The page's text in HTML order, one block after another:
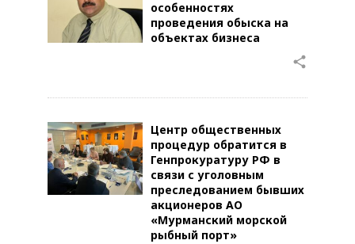
особенностях
проведения обыска на
объектах бизнеса
share
Центр общественных
процедур обратится в
Генпрокуратуру РФ в
связи с уголовным
преследованием бывших
акционеров АО
«Мурманский морской
рыбный порт»